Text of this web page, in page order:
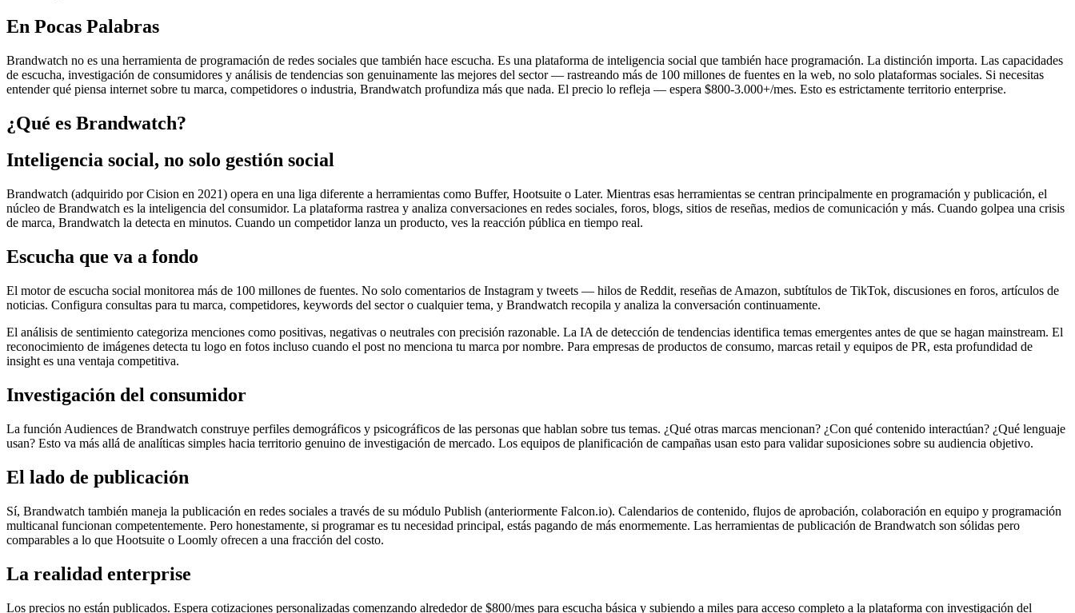
En Pocas Palabras
Brandwatch no es una herramienta de programación de redes sociales que también hace escucha. Es una plataforma de inteligencia social que también hace programación. La distinción importa. Las capacidades
de escucha, investigación de consumidores y análisis de tendencias son genuinamente las mejores del sector — rastreando más de 100 millones de fuentes en la web, no solo plataformas sociales. Si necesitas
entender qué piensa internet sobre tu marca, competidores o industria, Brandwatch profundiza más que nada. El precio lo refleja — espera $800-3.000+/mes. Esto es estrictamente territorio enterprise.
¿Qué es Brandwatch?
Inteligencia social, no solo gestión social
Brandwatch (adquirido por Cision en 2021) opera en una liga diferente a herramientas como Buffer, Hootsuite o Later. Mientras esas herramientas se centran principalmente en programación y publicación, el
núcleo de Brandwatch es la inteligencia del consumidor. La plataforma rastrea y analiza conversaciones en redes sociales, foros, blogs, sitios de reseñas, medios de comunicación y más. Cuando golpea una crisis
de marca, Brandwatch la detecta en minutos. Cuando un competidor lanza un producto, ves la reacción pública en tiempo real.
Escucha que va a fondo
El motor de escucha social monitorea más de 100 millones de fuentes. No solo comentarios de Instagram y tweets — hilos de Reddit, reseñas de Amazon, subtítulos de TikTok, discusiones en foros, artículos de
noticias. Configura consultas para tu marca, competidores, keywords del sector o cualquier tema, y Brandwatch recopila y analiza la conversación continuamente.
El análisis de sentimiento categoriza menciones como positivas, negativas o neutrales con precisión razonable. La IA de detección de tendencias identifica temas emergentes antes de que se hagan mainstream. El
reconocimiento de imágenes detecta tu logo en fotos incluso cuando el post no menciona tu marca por nombre. Para empresas de productos de consumo, marcas retail y equipos de PR, esta profundidad de
insight es una ventaja competitiva.
Investigación del consumidor
La función Audiences de Brandwatch construye perfiles demográficos y psicográficos de las personas que hablan sobre tus temas. ¿Qué otras marcas mencionan? ¿Con qué contenido interactúan? ¿Qué lenguaje
usan? Esto va más allá de analíticas simples hacia territorio genuino de investigación de mercado. Los equipos de planificación de campañas usan esto para validar suposiciones sobre su audiencia objetivo.
El lado de publicación
Sí, Brandwatch también maneja la publicación en redes sociales a través de su módulo Publish (anteriormente Falcon.io). Calendarios de contenido, flujos de aprobación, colaboración en equipo y programación
multicanal funcionan competentemente. Pero honestamente, si programar es tu necesidad principal, estás pagando de más enormemente. Las herramientas de publicación de Brandwatch son sólidas pero
comparables a lo que Hootsuite o Loomly ofrecen a una fracción del costo.
La realidad enterprise
Los precios no están publicados. Espera cotizaciones personalizadas comenzando alrededor de $800/mes para escucha básica y subiendo a miles para acceso completo a la plataforma con investigación del